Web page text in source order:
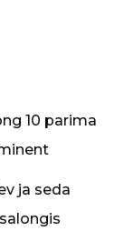
10 parima
ja seda